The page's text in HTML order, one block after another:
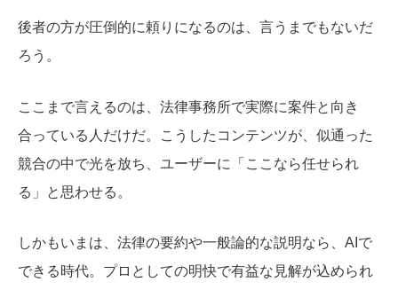
後者の方が圧倒的に頼りになるのは、言うまでもないだ
ろう。
ここまで言えるのは、法律事務所で実際に案件と向き
合っている人だけだ。こうしたコンテンツが、似通った
競合の中で光を放ち、ユーザーに「ここなら任せられ
る」と思わせる。
しかもいまは、法律の要約や一般論的な説明なら、AIで
できる時代。プロとしての明快で有益な見解が込められ